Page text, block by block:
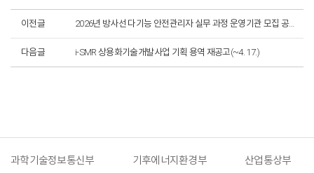
이전글 2026년 방사선 다기능 안전관리자 실무 과정 운영기관 모집 공고(~5. 18.)_마감
다음글 i-SMR 상용화기술개발사업 기획 용역 재공고(~4. 17.)
과학기술정보통신부 기후에너지환경부
산업통상부